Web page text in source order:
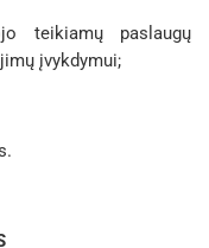
paslaugų
įvykdymui;